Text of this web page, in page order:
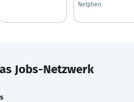
Netphen
Jobs-Netzwerk